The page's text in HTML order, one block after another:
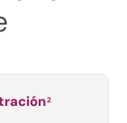
2